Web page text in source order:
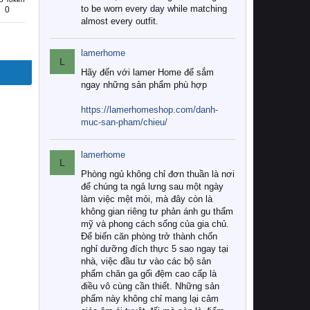
0
to be worn every day while matching
almost every outfit.
L
lamerhome
Hãy đến với lamer Home để sắm
ngay những sản phẩm phù hợp
https://lamerhomeshop.com/danh-
muc-san-pham/chieu/
L
lamerhome
Phòng ngủ không chỉ đơn thuần là nơi
để chúng ta ngả lưng sau một ngày
làm việc mệt mỏi, mà đây còn là
không gian riêng tư phản ánh gu thẩm
mỹ và phong cách sống của gia chủ.
Để biến căn phòng trở thành chốn
nghỉ dưỡng đích thực 5 sao ngay tại
nhà, việc đầu tư vào các bộ sản
phẩm chăn ga gối đệm cao cấp là
điều vô cùng cần thiết. Những sản
phẩm này không chỉ mang lại cảm